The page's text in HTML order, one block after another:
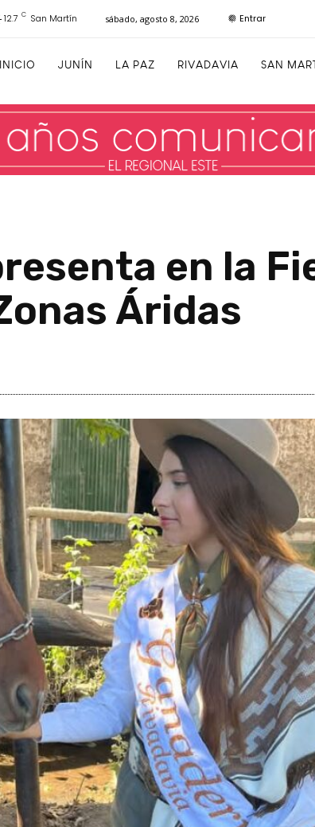
12.7 C San Martín sábado, agosto 8, 2026 Entrar
INICIO JUNÍN LA PAZ RIVADAVIA SAN
en la
Áridas